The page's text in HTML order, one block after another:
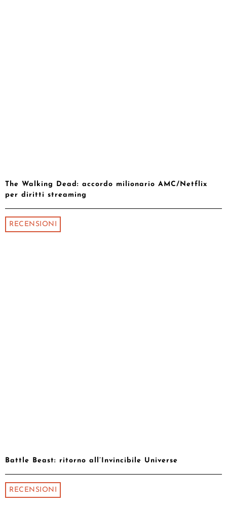
The Walking Dead: accordo milionario AMC/Netflix
per diritti streaming
RECENSIONI
Battle Beast: ritorno all’Invincibile Universe
RECENSIONI